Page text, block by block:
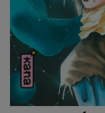
Se connecter
Hunter x Hunter
Fire Force
Black Butler